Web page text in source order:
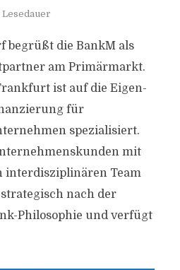
Lesedauer
begrüßt die BankM als
am Primärmarkt.
ist auf die Eigen-
für
spezialisiert.
mit
interdisziplinären Team
nach der
Philosophie und verfügt